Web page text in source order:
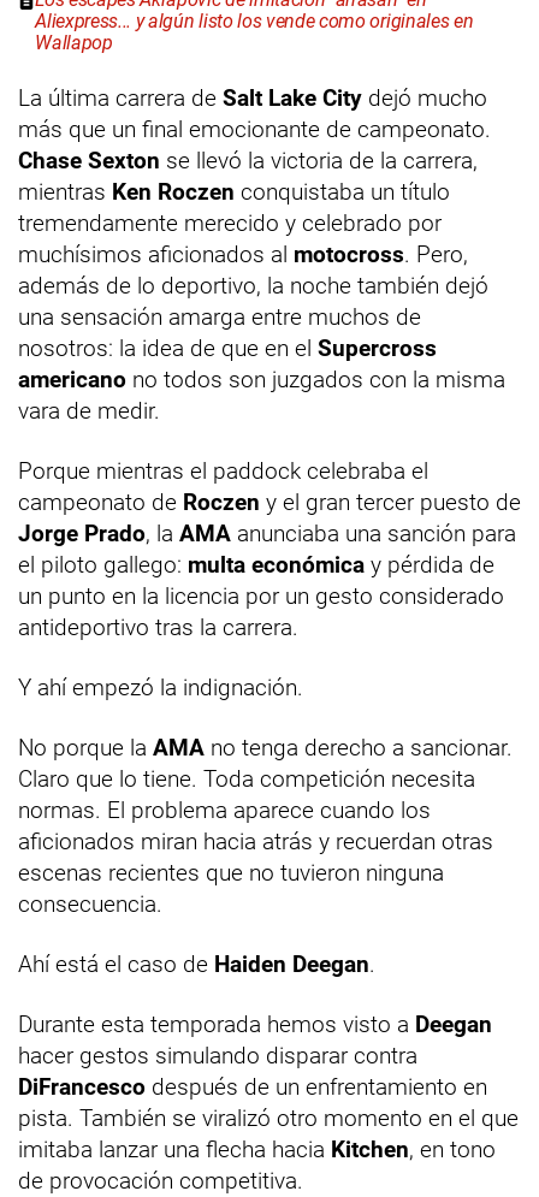
Aliexpress... y algún listo los vende como originales en
Wallapop
La última carrera de Salt Lake City dejó mucho
más que un final emocionante de campeonato.
Chase Sexton se llevó la victoria de la carrera,
mientras Ken Roczen conquistaba un título
tremendamente merecido y celebrado por
muchísimos aficionados al motocross. Pero,
además de lo deportivo, la noche también dejó
una sensación amarga entre muchos de
nosotros: la idea de que en el Supercross
americano no todos son juzgados con la misma
vara de medir.
Porque mientras el paddock celebraba el
campeonato de Roczen y el gran tercer puesto de
Jorge Prado, la AMA anunciaba una sanción para
el piloto gallego: multa económica y pérdida de
un punto en la licencia por un gesto considerado
antideportivo tras la carrera.
Y ahí empezó la indignación.
No porque la AMA no tenga derecho a sancionar.
Claro que lo tiene. Toda competición necesita
normas. El problema aparece cuando los
aficionados miran hacia atrás y recuerdan otras
escenas recientes que no tuvieron ninguna
consecuencia.
Ahí está el caso de Haiden Deegan.
Durante esta temporada hemos visto a Deegan
hacer gestos simulando disparar contra
DiFrancesco después de un enfrentamiento en
pista. También se viralizó otro momento en el que
imitaba lanzar una flecha hacia Kitchen, en tono
de provocación competitiva.